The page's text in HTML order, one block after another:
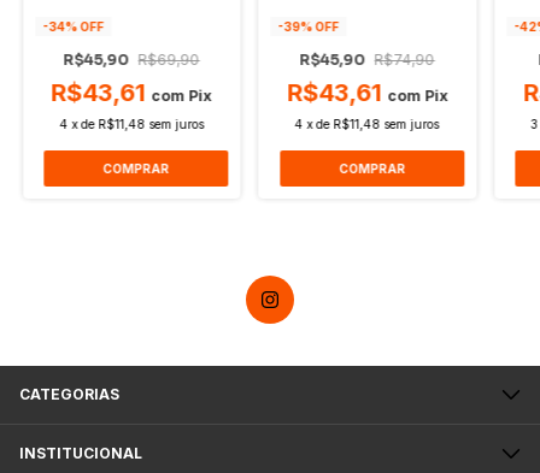
-34% OFF
R$45,90 R$69,90
R$43,61 com Pix
4 xde R$11,48 sem juros
-39% OFF
R$45,90 R$74,90
R$43,61 com Pix
4 xde R$11,48 sem juros
-42
3
CATEGORIAS
INSTITUCIONAL